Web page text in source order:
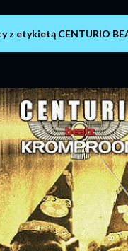
z etykietą CENTURIO